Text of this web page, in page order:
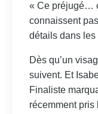
« Ce préjugé…
connaissent
détails dans
Dès qu’un
suivent. Et
Finaliste
récemment